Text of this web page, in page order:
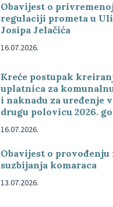
Obavijest o
regulaciji prometa u
Josipa Jelačića
16.07.2026.
Kreće postupak
uplatnica za
i naknadu za uređenje
drugu polovicu 2026.
16.07.2026.
Obavijest o provođenju
suzbijanja komaraca
13.07.2026.